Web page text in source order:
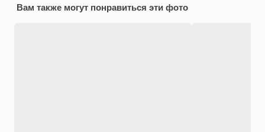
Вам также могут понравиться эти фото